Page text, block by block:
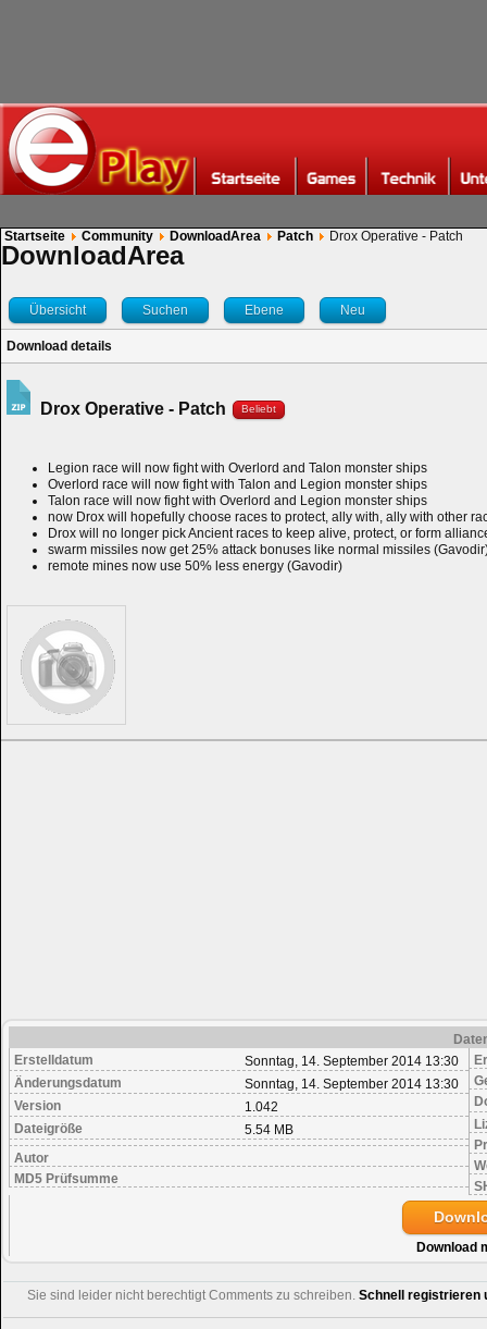
Startseite Community DownloadArea Patch Drox Operative - Patch
DownloadArea
Übersicht Suchen Ebene Neu
Download details
Drox Operative - Patch Beliebt
Legion race will now fight with Overlord and Talon monster ships
Overlord race will now fight with Talon and Legion monster ships
Talon race will now fight with Overlord and Legion monster ships
now Drox will hopefully choose races to protect, ally with, ally with other
Drox will no longer pick Ancient races to keep alive, protect, or form
swarm missiles now get 25% attack bonuses like normal missiles
remote mines now use 50% less energy (Gavodir)
Erstelldatum
Sonntag, 14. September 2014 13:30
Änderungsdatum
Sonntag, 14. September 2014 13:30
Version
1.042
Dateigröße
5.54 MB
Autor
MD5 Prüfsumme
Download
Sie sind leider nicht berechtigt Comments zu schreiben. Schnell registrieren